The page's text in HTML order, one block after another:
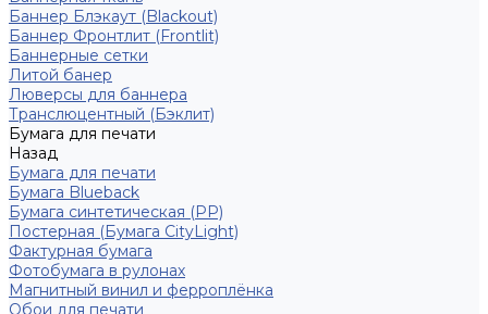
Баннер Блэкаут (Blackout)
Баннер Фронтлит (Frontlit)
Баннерные сетки
Литой банер
Люверсы для баннера
Транслюцентный (Бэклит)
Бумага для печати
Назад
Бумага для печати
Бумага Blueback
Бумага синтетическая (PP)
Постерная (Бумага CityLight)
Фактурная бумага
Фотобумага в рулонах
Магнитный винил и ферроплёнка
Обои для печати